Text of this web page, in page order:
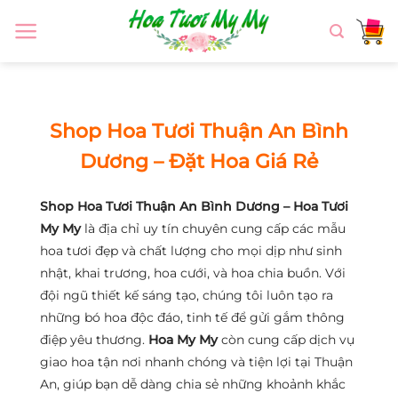
đến
Shop Hoa Tươi Thuận An Bình
Dương – Đặt Hoa Giá Rẻ
Shop Hoa Tươi Thuận An Bình Dương – Hoa Tươi
My My là địa chỉ uy tín chuyên cung cấp các mẫu
hoa tươi đẹp và chất lượng cho mọi dịp như sinh
nhật, khai trương, hoa cưới, và hoa chia buồn. Với
đội ngũ thiết kế sáng tạo, chúng tôi luôn tạo ra
những bó hoa độc đáo, tinh tế để gửi gắm thông
điệp yêu thương. Hoa My Mycòn cung cấp dịch vụ
giao hoa tận nơi nhanh chóng và tiện lợi tại Thuận
An, giúp bạn dễ dàng chia sẻ những khoảnh khắc